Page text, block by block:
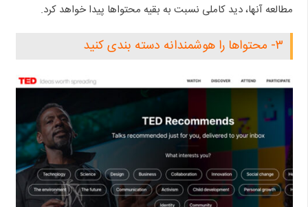
مطالعه آنها، دید کاملی نسبت به بقیه محتواها پیدا خواهد کرد.
۳- محتواها را هوشمندانه دسته بندی کنید